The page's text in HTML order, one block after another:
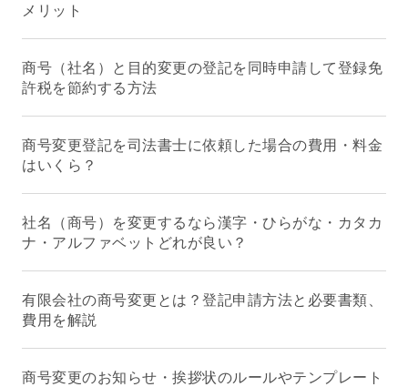
メリット
商号（社名）と目的変更の登記を同時申請して登録免
許税を節約する方法
商号変更登記を司法書士に依頼した場合の費用・料金
はいくら？
社名（商号）を変更するなら漢字・ひらがな・カタカ
ナ・アルファベットどれが良い？
有限会社の商号変更とは？登記申請方法と必要書類、
費用を解説
商号変更のお知らせ・挨拶状のルールやテンプレート